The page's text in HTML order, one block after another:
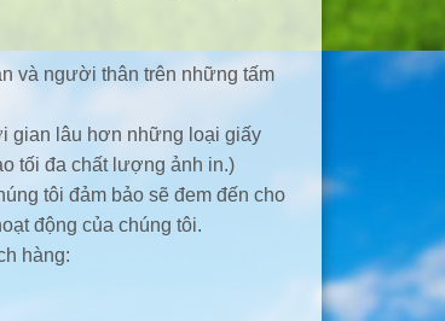
và người thân trên những tấm
gian lâu hơn những loại giấy
tối đa chất lượng ảnh in.)
tôi đảm bảo sẽ đem đến cho
động của chúng tôi.
hàng: